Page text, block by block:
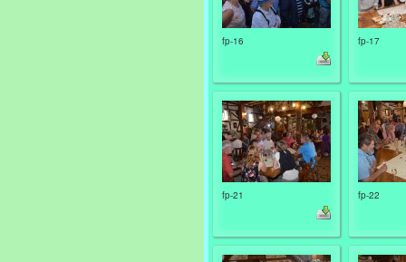
fp-16 fp-17
fp-21 fp-22